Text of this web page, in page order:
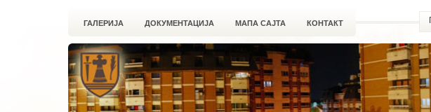
ГАЛЕРИЈА ДОКУМЕНТАЦИЈА МАПА САЈТА КОНТАКТ